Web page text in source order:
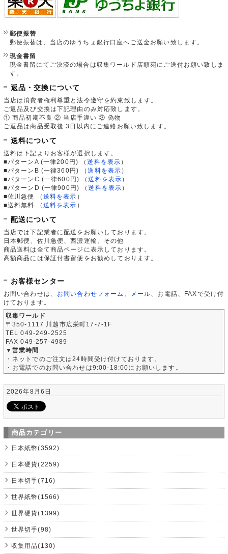
郵便振替
郵便振替は、当店のゆうちょ銀行口座へご送金お願い致します。
現金書留
現金書留にてご決済の場合は収集ワールド店頭宛にご送付お願い致しま
す。
返品・交換について
当店は消費者権利尊重と法令遵守を約束致します。
ご返品及び交換は下記理由のみ対応致します。
① 商品初期不良 ② 当店手違い ③ 偽物
ご返品は商品受取後 3日以内にご連絡お願い致します。
送料について
送料は下記よりお客様が選択します。
■パターンA (一律200円)
（送料を表示 ）
■パターンB (一律360円)
（送料を表示 ）
■パターンC (一律600円)
（送料を表示 ）
■パターンD (一律900円)
（送料を表示 ）
■佐川急便
（ 送料を表示 ）
■送料無料
（ 送料を表示 ）
配送について
当店では下記業者に配送をお願いしております。
日本郵便、佐川急便、西濃運輸、その他
商品送料は全て商品ページに表示しております。
高額商品には保証付書留便をお勧めしております。
お客様センター
お問い合わせは、 お問い合わせフォーム メール 、お電話、FAXで受け付
けております。
収集ワールド
〒350-1117 川越市広栄町17-7-1F
TEL 049-249-2525
FAX 049-257-4989
▼営業時間
・ネットでのご注文は24時間受け付けております。
・お電話でのお問い合わせは9:00-18:00にお願いします。
2026年8月6日
商品カテゴリー
日本紙幣(3592)
日本硬貨(2259)
日本切手(716)
世界紙幣(1566)
世界硬貨(1399)
世界切手(98)
収集用品(130)